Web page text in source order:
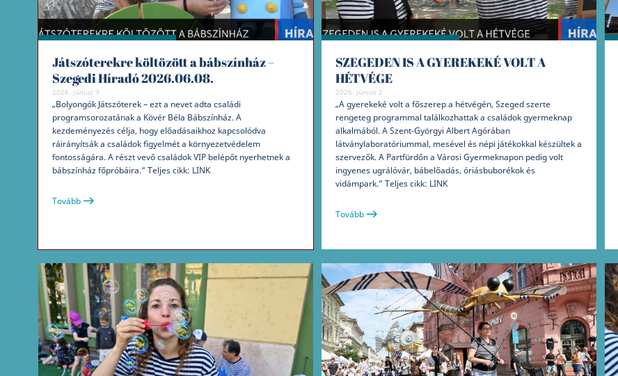
Játszóterekre költözött a bábszínház –
Szegedi Híradó 2026.06.08.
2026. június 9
„Bolyongók Játszóterek – ezt a nevet adta családi
programsorozatának a Kövér Béla Bábszínház. A
kezdeményezés célja, hogy előadásaikhoz kapcsolódva
ráirányítsák a családok figyelmét a környezetvédelem
fontosságára. A részt vevő családok VIP belépőt nyerhetnek a
bábszínház főpróbáira.” Teljes cikk: LINK
Tovább
SZEGEDEN IS A GYEREKEKÉ VOLT A
HÉTVÉGE
2026. június 2
„A gyerekeké volt a főszerep a hétvégén, Szeged szerte
rengeteg programmal találkozhattak a családok gyermeknap
alkalmából. A Szent-Györgyi Albert Agórában
látványlaboratóriummal, mesével és népi játékokkal készültek a
szervezők. A Partfürdőn a Városi Gyermeknapon pedig volt
ingyenes ugrálóvár, bábelőadás, óriásbuborékok és
vidámpark.” Teljes cikk: LINK
Tovább